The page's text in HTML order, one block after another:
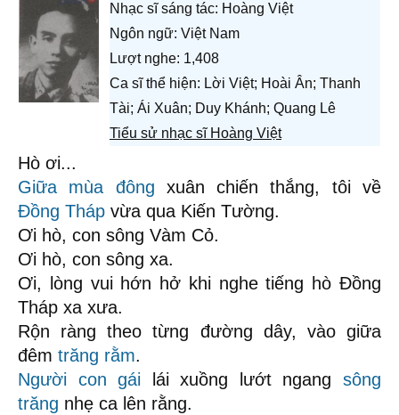
Nhạc sĩ sáng tác: Hoàng Việt
Ngôn ngữ: Việt Nam
Lượt nghe: 1,408
Ca sĩ thể hiện: Lời Việt; Hoài Ân; Thanh
Tài; Ái Xuân; Duy Khánh; Quang Lê
Tiểu sử nhạc sĩ Hoàng Việt
Hò ơi...
Giữa mùa đông xuân chiến thắng, tôi về
Đồng Tháp vừa qua Kiến Tường.
Ơi hò, con sông Vàm Cỏ.
Ơi hò, con sông xa.
Ơi, lòng vui hớn hở khi nghe tiếng hò Đồng
Tháp xa xưa.
Rộn ràng theo từng đường dây, vào giữa
đêm trăng rằm.
Người con gái lái xuồng lướt ngangsông
trăng nhẹ ca lên rằng.